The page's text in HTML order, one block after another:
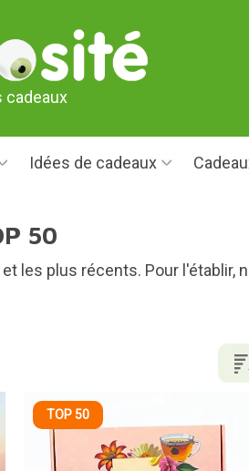
cadeaux
Idées de cadeaux
50
les plus récents. Pour l'établir,
TOP 50